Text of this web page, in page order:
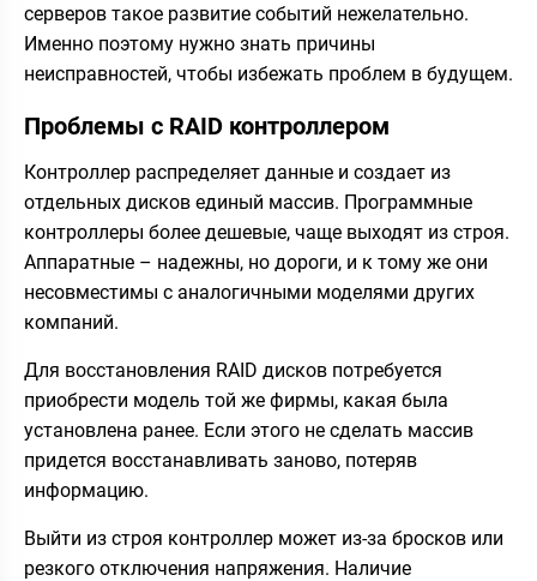
серверов такое развитие событий нежелательно.
Именно поэтому нужно знать причины
неисправностей, чтобы избежать проблем в будущем.
Проблемы c RAID контроллером
Контроллер распределяет данные и создает из
отдельных дисков единый массив. Программные
контроллеры более дешевые, чаще выходят из строя.
Аппаратные – надежны, но дороги, и к тому же они
несовместимы с аналогичными моделями других
компаний.
Для восстановления RAID дисков потребуется
приобрести модель той же фирмы, какая была
установлена ранее. Если этого не сделать массив
придется восстанавливать заново, потеряв
информацию.
Выйти из строя контроллер может из-за бросков или
резкого отключения напряжения. Наличие